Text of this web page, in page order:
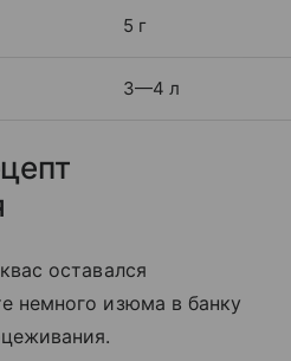
5 г
3—4 л
оставался
немного изюма в банку